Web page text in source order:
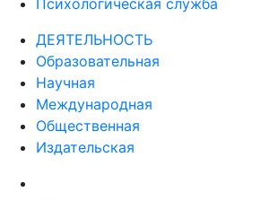
Психологическая служба
ДЕЯТЕЛЬНОСТЬ
Образовательная
Научная
Международная
Общественная
Издательская